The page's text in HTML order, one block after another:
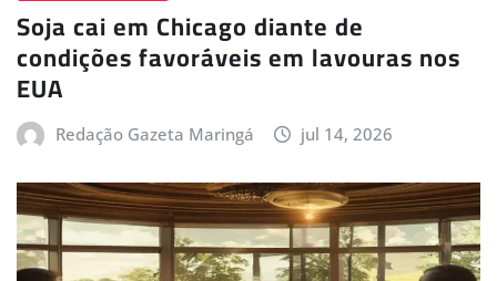
Soja cai em Chicago diante de
condições favoráveis em lavouras nos
EUA
Redação Gazeta Maringá jul 14, 2026